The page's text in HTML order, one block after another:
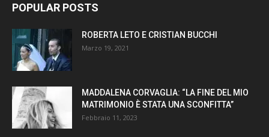
POPULAR POSTS
ROBERTA LETO E CRISTIAN BUCCHI
Marzo 19, 2021
MADDALENA CORVAGLIA: “LA FINE DEL MIO
MATRIMONIO È STATA UNA SCONFITTA”
Febbraio 11, 2023